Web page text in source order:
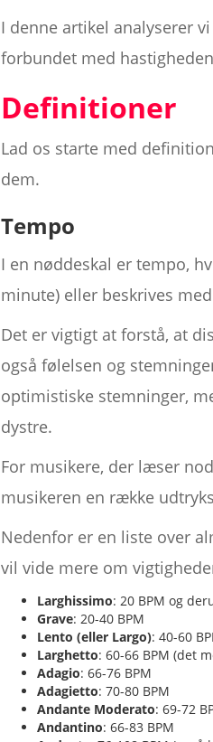
I denne artikel analyserer
forbundet med
Definitioner
Lad os starte med
dem.
Tempo
I en nøddeskal er tempo,
minute) eller beskrives
Det er vigtigt at forstå, at
også følelsen og
optimistiske stemninger,
dystre.
For musikere, der læser
musikeren en række
Nedenfor er en liste over
vil vide mere om
Larghissimo: 20 BPM og
Grave: 20-40 BPM
Lento (eller Largo): 40-60
Larghetto: 60-66 BPM (det
Adagio: 66-76 BPM
Adagietto: 70-80 BPM
Andante Moderato: 69-72
Andantino: 66-83 BPM